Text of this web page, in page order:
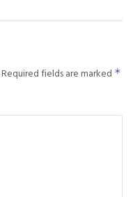
Required fields are marked *